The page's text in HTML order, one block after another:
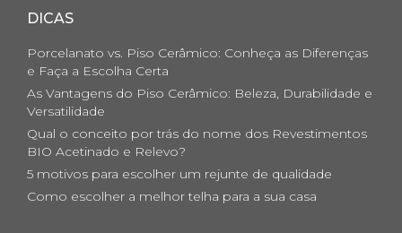
opens
new
window
opens
in
new
window
new
window
DICAS
Porcelanato vs. Piso Cerâmico: Conheça as Diferenças
e Faça a Escolha Certa
As Vantagens do Piso Cerâmico: Beleza, Durabilidade e
Versatilidade
Qual o conceito por trás do nome dos Revestimentos
BIO Acetinado e Relevo?
5 motivos para escolher um rejunte de qualidade
Como escolher a melhor telha para a sua casa